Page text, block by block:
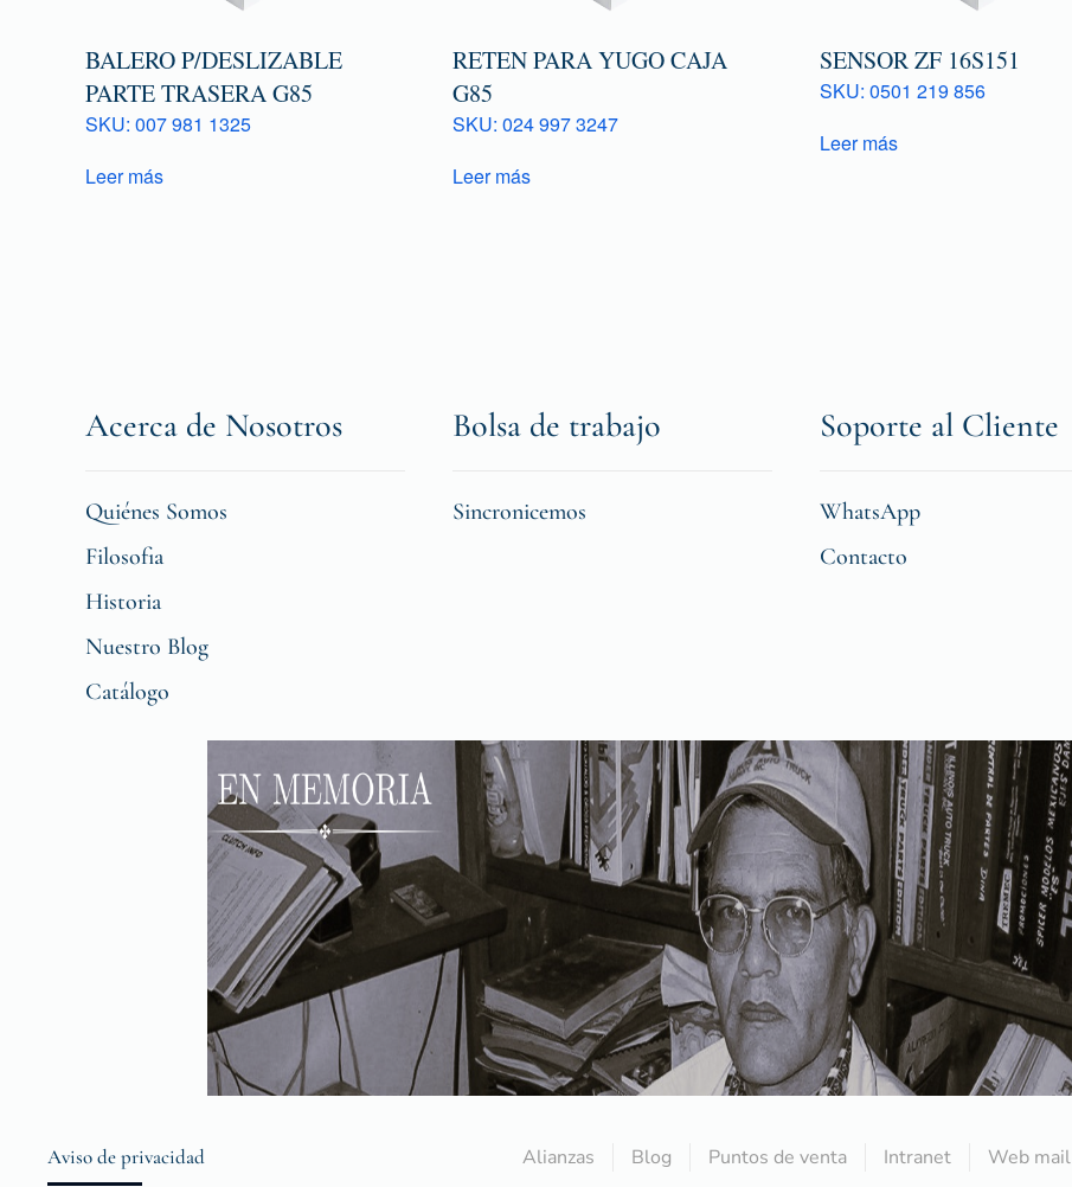
BALERO P/DESLIZABLE
PARTE TRASERA G85
SKU: 007 981 1325
Leer más
RETEN PARA YUGO CAJA
G85
SKU: 024 997 3247
Leer más
SENSOR ZF 16S151
SKU: 0501 219 856
Leer más
Acerca de Nosotros
Quiénes Somos
Filosofia
Historia
Nuestro Blog
Catálogo
Bolsa de trabajo
Sincronicemos
Soporte al Cliente
WhatsApp
Contacto
Aviso de privacidad Alianzas Blog Puntos de venta Intranet Web mail